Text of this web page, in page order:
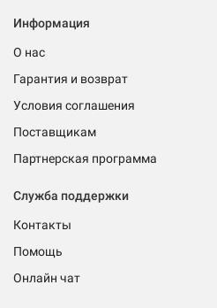
Информация
О нас
Гарантия и возврат
Условия соглашения
Поставщикам
Партнерская программа
Служба поддержки
Контакты
Помощь
Онлайн чат